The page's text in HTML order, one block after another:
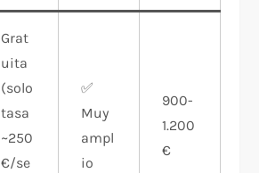
Grat
uita
(solo
tasa
~250
€/se
✅
Muy
ampl
io
900-
1.200
€